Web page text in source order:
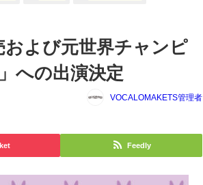
よび元世界チャンピ
への出演決定
VOCALOMAKETS管理者
Feedly